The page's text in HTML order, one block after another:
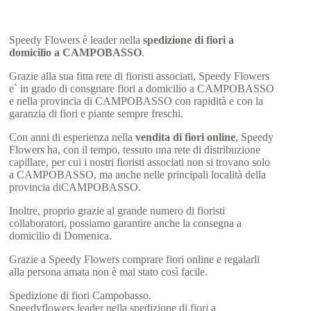
Speedy Flowers è leader nellaspedizione di fiori a
domicilio a CAMPOBASSO.
Grazie alla sua fitta rete di fioristi associati, Speedy Flowers
e` in grado di consgnare fiori a domicilio a CAMPOBASSO
e nella provincia di CAMPOBASSO con rapidità e con la
garanzia di fiori e piante sempre freschi.
Con anni di esperienza nellavendita di fiori online, Speedy
Flowers ha, con il tempo, tessuto una rete di distribuzione
capillare, per cui i nostri fioristi associati non si trovano solo
a CAMPOBASSO, ma anche nelle principali località della
provincia diCAMPOBASSO.
Inoltre, proprio grazie al grande numero di fioristi
collaboratori, possiamo garantire anche la consegna a
domicilio di Domenica.
Grazie a Speedy Flowers comprare fiori online e regalarli
alla persona amata non è mai stato così facile.
Spedizione di fiori Campobasso.
Speedyflowers leader nella spedizione di fiori a